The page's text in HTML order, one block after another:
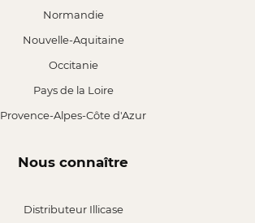
Normandie
Nouvelle-Aquitaine
Occitanie
Pays de la Loire
Provence-Alpes-Côte d'Azur
Nous connaître
Distributeur Illicase